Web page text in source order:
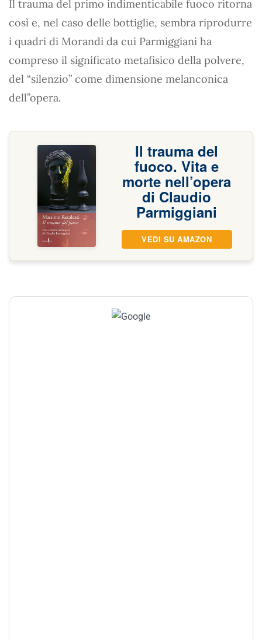
Il trauma del primo indimenticabile fuoco ritorna
così e, nel caso delle bottiglie, sembra riprodurre
i quadri di Morandi da cui Parmiggiani ha
compreso il significato metafisico della polvere,
del “silenzio” come dimensione melanconica
dell’’opera.
Il trauma del
fuoco. Vita e
morte nell’opera
di Claudio
Parmiggiani
VEDI SU AMAZON